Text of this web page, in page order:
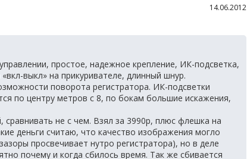
14.06.2012
простое, надежное крепление, ИК-подсветка,
выкл» на прикуривателе, длинный шнур.
поворота регистратора. ИК-подсветки
по центру метров с 8, по бокам большие искажения,
сравнивать не с чем. Взял за 3990р, плюс флешка на
деньги считаю, что качество изображения могло
просвечивает нутро регистратора), но в деле
почему и когда сбилось время. Так же сбивается